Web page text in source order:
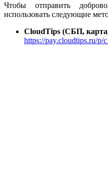
Чтобы отправить
использовать следующие
CloudTips (СБП,
https://pay.cloudtips.ru/p/